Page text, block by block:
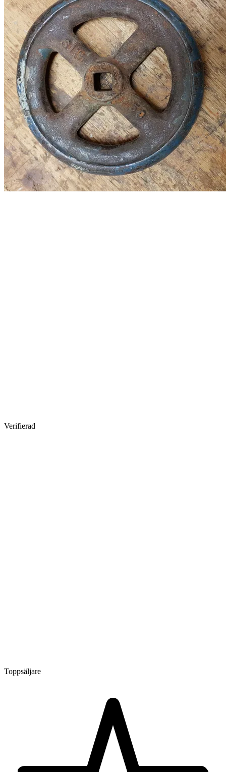
Verifierad
Toppsäljare